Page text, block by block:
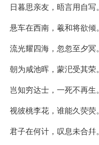
日暮思亲友，晤言用自写。
悬车在西南，羲和将欲倾。
流光耀四海，忽忽至夕冥。
朝为咸池晖，蒙汜受其荣。
岂知穷达士，一死不再生。
视彼桃李花，谁能久荧荧。
君子在何计，叹息未合幷。